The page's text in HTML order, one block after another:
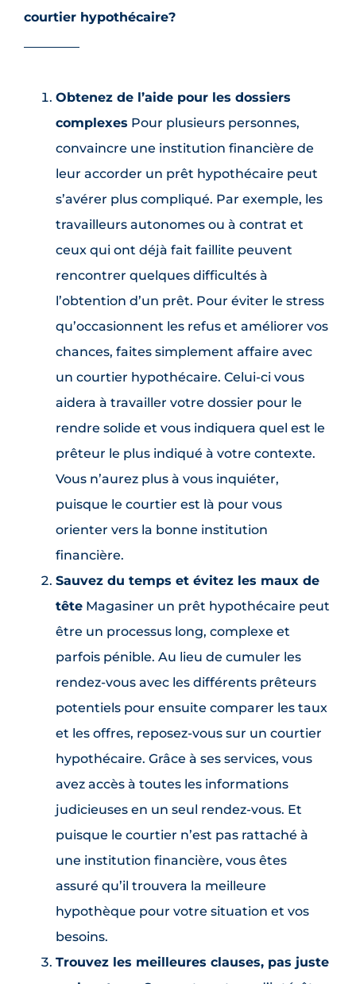
courtier hypothécaire?
Obtenez de l’aide pour les dossiers
complexes Pour plusieurs personnes,
convaincre une institution financière de
leur accorder un prêt hypothécaire peut
s’avérer plus compliqué. Par exemple, les
travailleurs autonomes ou à contrat et
ceux qui ont déjà fait faillite peuvent
rencontrer quelques difficultés à
l’obtention d’un prêt. Pour éviter le stress
qu’occasionnent les refus et améliorer vos
chances, faites simplement affaire avec
un courtier hypothécaire. Celui-ci vous
aidera à travailler votre dossier pour le
rendre solide et vous indiquera quel est le
prêteur le plus indiqué à votre contexte.
Vous n’aurez plus à vous inquiéter,
puisque le courtier est là pour vous
orienter vers la bonne institution
financière.
Sauvez du temps et évitez les maux de
tête Magasiner un prêt hypothécaire peut
être un processus long, complexe et
parfois pénible. Au lieu de cumuler les
rendez-vous avec les différents prêteurs
potentiels pour ensuite comparer les taux
et les offres, reposez-vous sur un courtier
hypothécaire. Grâce à ses services, vous
avez accès à toutes les informations
judicieuses en un seul rendez-vous. Et
puisque le courtier n’est pas rattaché à
une institution financière, vous êtes
assuré qu’il trouvera la meilleure
hypothèque pour votre situation et vos
besoins.
Trouvez les meilleures clauses, pas juste